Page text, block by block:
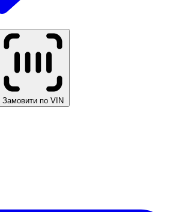
Замовити по VIN